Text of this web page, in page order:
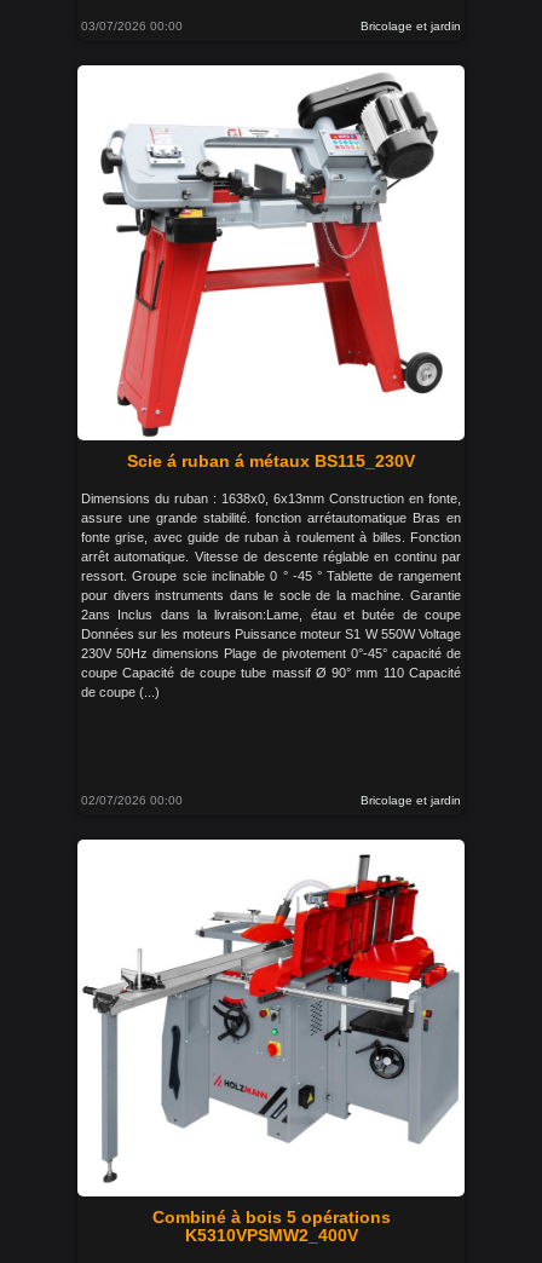
03/07/2026 00:00 Bricolage et jardin
Scie á ruban á métaux BS115_230V
Dimensions du ruban : 1638x0, 6x13mm Construction en fonte,
assure une grande stabilité. fonction arrétautomatique Bras en
fonte grise, avec guide de ruban à roulement à billes. Fonction
arrêt automatique. Vitesse de descente réglable en continu par
ressort. Groupe scie inclinable 0 ° -45 ° Tablette de rangement
pour divers instruments dans le socle de la machine. Garantie
2ans Inclus dans la livraison:Lame, étau et butée de coupe
Données sur les moteurs Puissance moteur S1 W 550W Voltage
230V 50Hz dimensions Plage de pivotement 0°-45° capacité de
coupe Capacité de coupe tube massif Ø 90° mm 110 Capacité
de coupe (...)
02/07/2026 00:00 Bricolage et jardin
Combiné à bois 5 opérations
K5310VPSMW2_400V